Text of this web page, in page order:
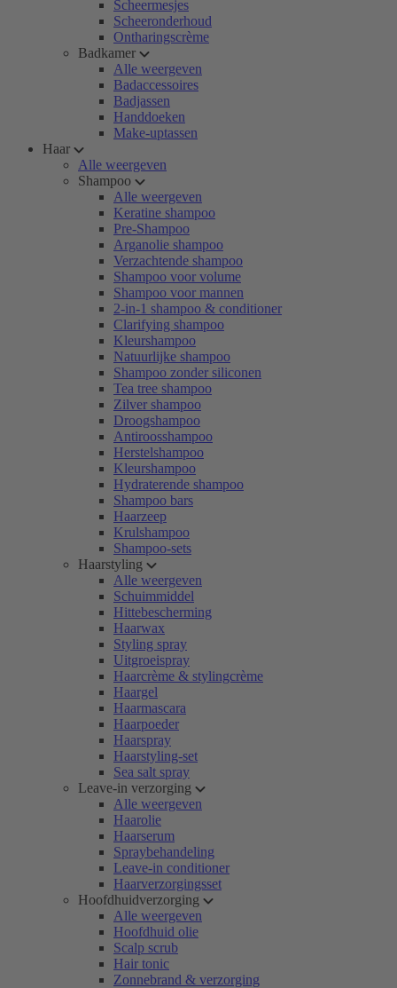
Scheermesjes
Scheeronderhoud
Ontharingscrème
Badkamer
Alle weergeven
Badaccessoires
Badjassen
Handdoeken
Make-uptassen
Haar
Alle weergeven
Shampoo
Alle weergeven
Keratine shampoo
Pre-Shampoo
Arganolie shampoo
Verzachtende shampoo
Shampoo voor volume
Shampoo voor mannen
2-in-1 shampoo & conditioner
Clarifying shampoo
Kleurshampoo
Natuurlijke shampoo
Shampoo zonder siliconen
Tea tree shampoo
Zilver shampoo
Droogshampoo
Antiroosshampoo
Herstelshampoo
Kleurshampoo
Hydraterende shampoo
Shampoo bars
Haarzeep
Krulshampoo
Shampoo-sets
Haarstyling
Alle weergeven
Schuimmiddel
Hittebescherming
Haarwax
Styling spray
Uitgroeispray
Haarcrème & stylingcrème
Haargel
Haarmascara
Haarpoeder
Haarspray
Haarstyling-set
Sea salt spray
Leave-in verzorging
Alle weergeven
Haarolie
Haarserum
Spraybehandeling
Leave-in conditioner
Haarverzorgingsset
Hoofdhuidverzorging
Alle weergeven
Hoofdhuid olie
Scalp scrub
Hair tonic
Zonnebrand & verzorging